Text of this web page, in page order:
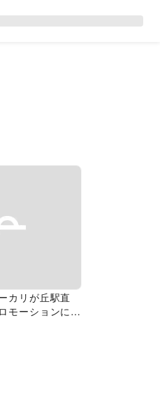
カリが丘駅直
モーションに適
設2階マクドナ